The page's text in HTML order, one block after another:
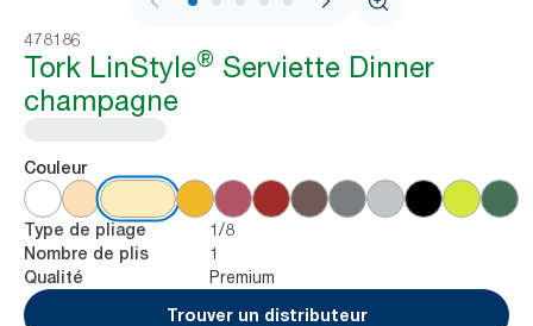
1 / 6
478186
Tork LinStyle® Serviette Dinner
champagne
Couleur
Type de pliage 1/8
Nombre de plis 1
Qualité
Premium
Trouver un distributeur